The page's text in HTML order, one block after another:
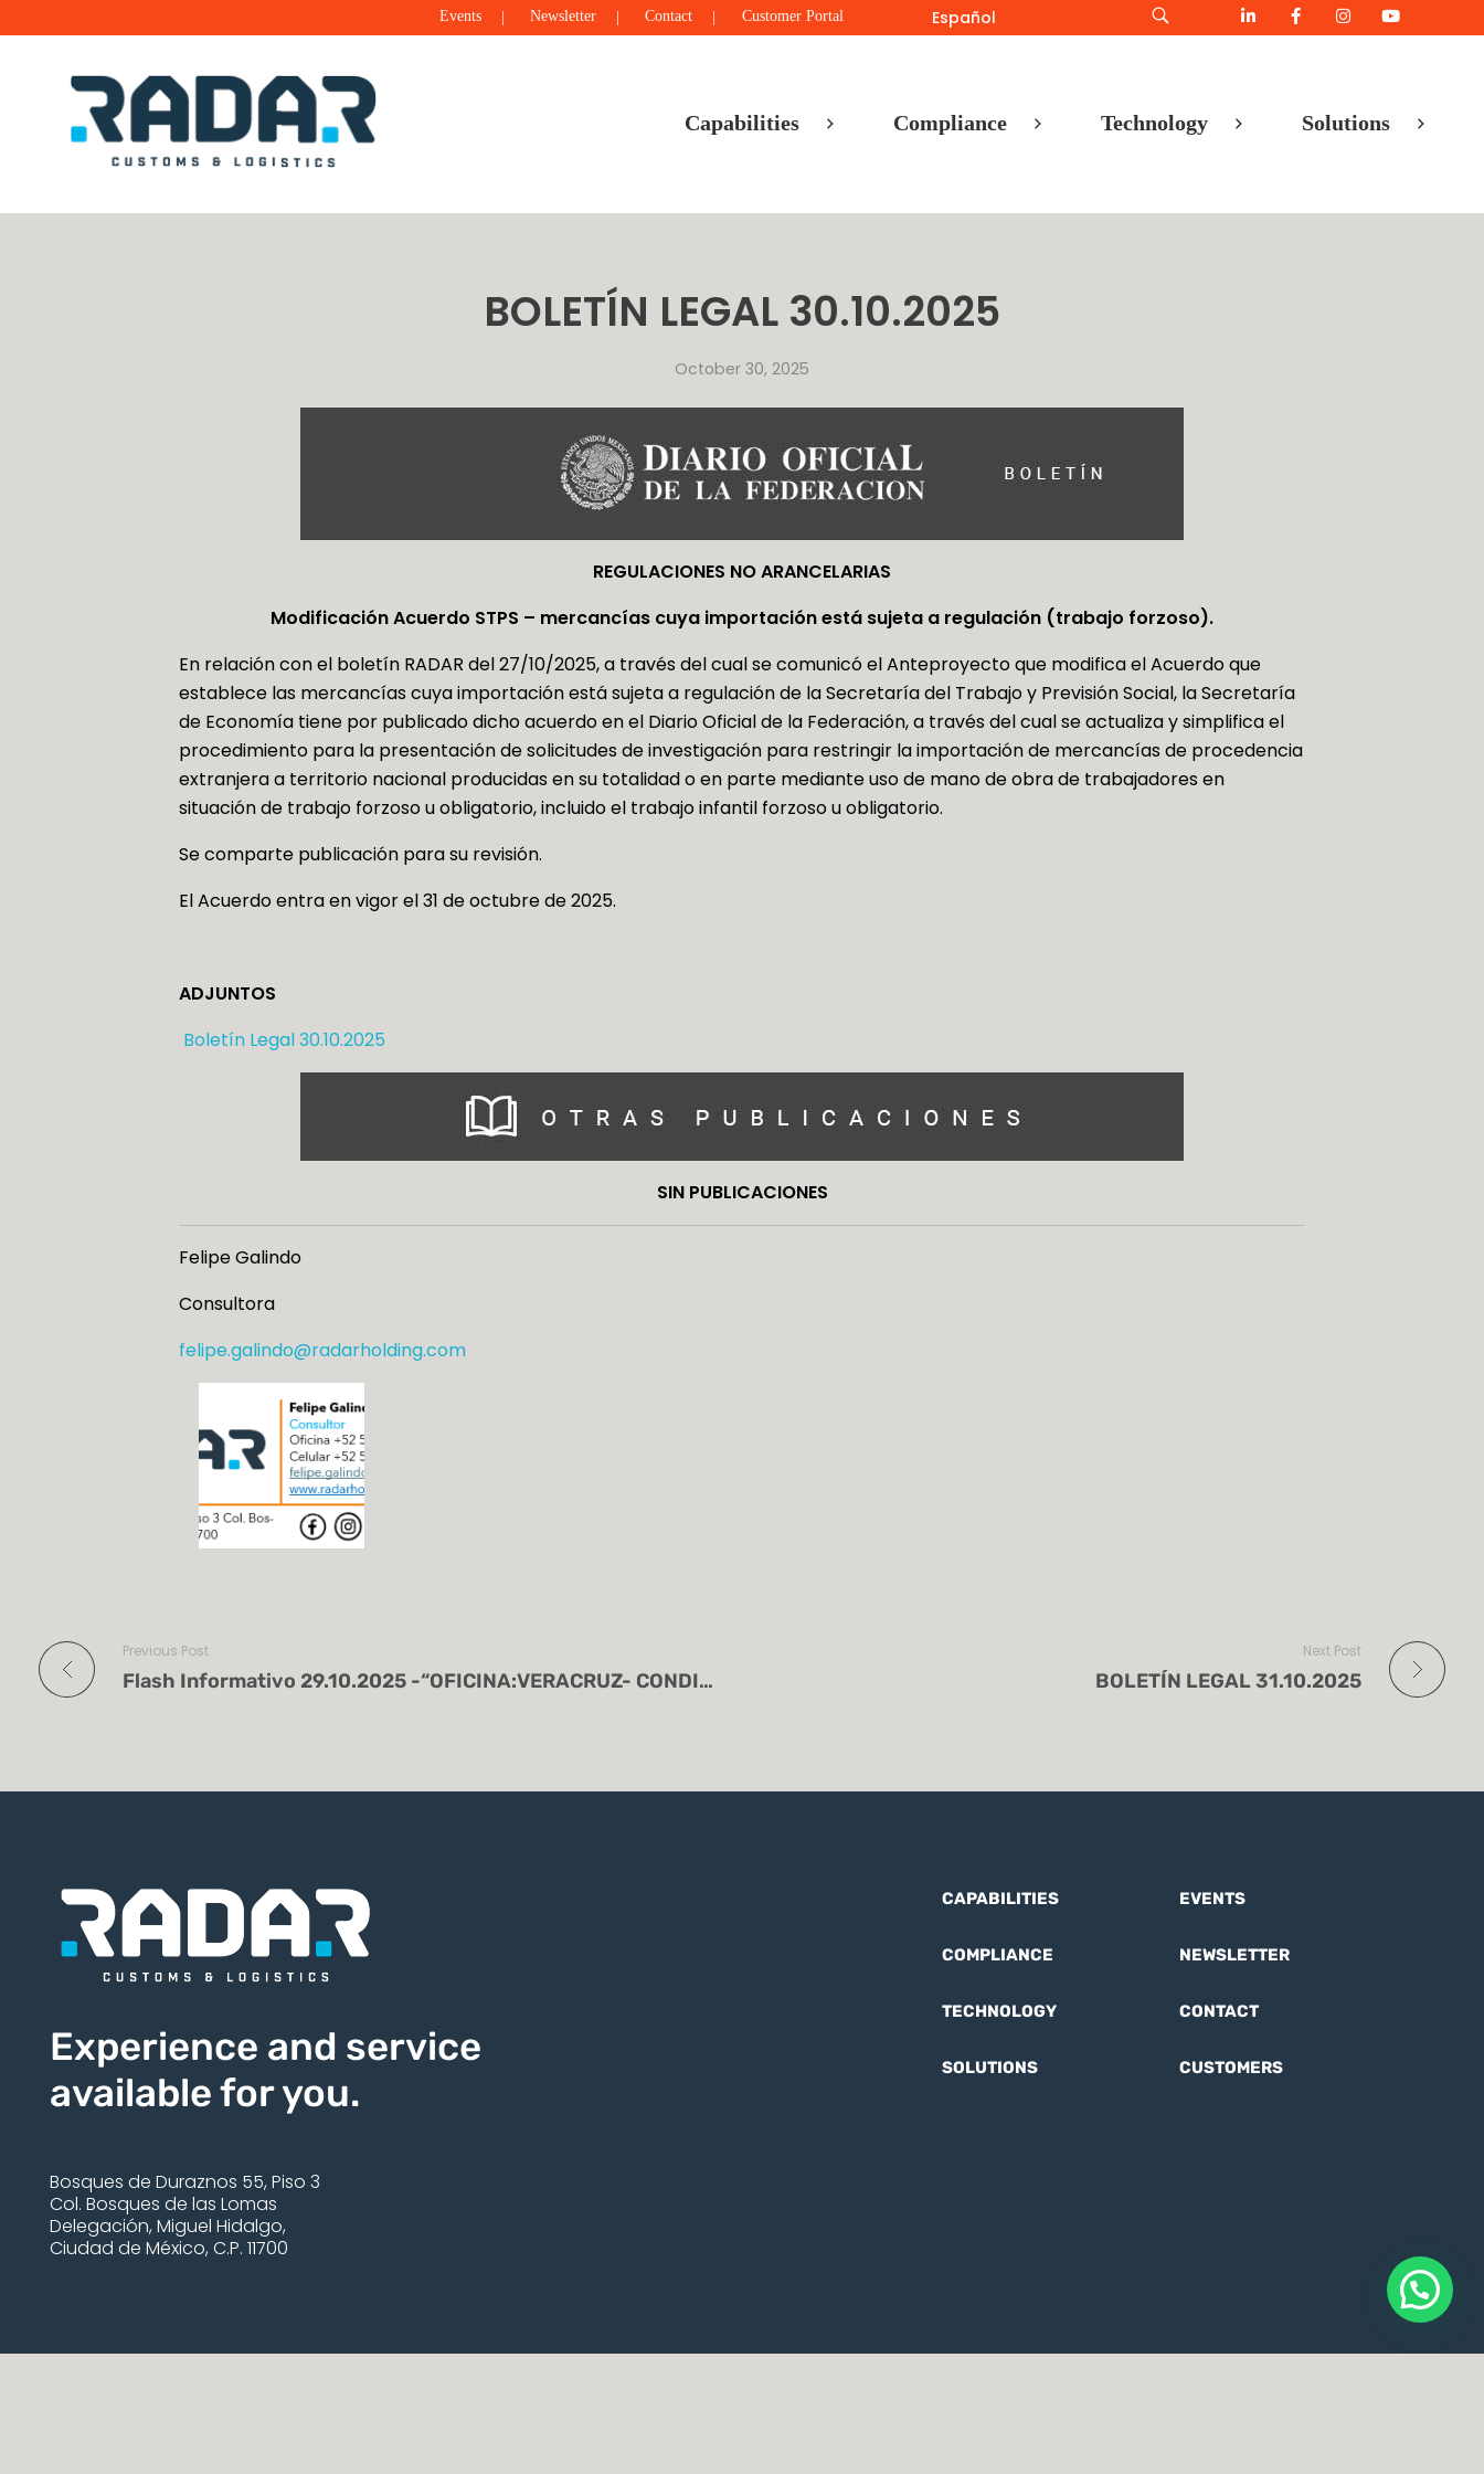
Events Newsletter Contact Customer Portal Español
Capabilities Compliance Technology Solutions
BOLETÍN LEGAL 30.10.2025
October 30, 2025
REGULACIONES NO ARANCELARIAS
Modificación Acuerdo STPS – mercancías cuya importación está sujeta a regulación (trabajo forzoso).
En relación con el boletín RADAR del 27/10/2025, a través del cual se comunicó el Anteproyecto que modifica el Acuerdo que
establece las mercancías cuya importación está sujeta a regulación de la Secretaría del Trabajo y Previsión Social, la Secretaría
de Economía tiene por publicado dicho acuerdo en el Diario Oficial de la Federación, a través del cual se actualiza y simplifica el
procedimiento para la presentación de solicitudes de investigación para restringir la importación de mercancías de procedencia
extranjera a territorio nacional producidas en su totalidad o en parte mediante uso de mano de obra de trabajadores en
situación de trabajo forzoso u obligatorio, incluido el trabajo infantil forzoso u obligatorio.
Se comparte publicación para su revisión.
El Acuerdo entra en vigor el 31 de octubre de 2025.
ADJUNTOS
Boletín Legal 30.10.2025
SIN PUBLICACIONES
Felipe Galindo
Consultora
felipe.galindo@radarholding.com
Previous Post
Flash Informativo 29.10.2025 -“OFICINA:VERACRUZ- CONDICIONES CLIMATOLÓGICAS ADVERSAS.”
Next Post
BOLETÍN LEGAL 31.10.2025
Experience and service
available for you.
Bosques de Duraznos 55, Piso 3
Col. Bosques de las Lomas
Delegación, Miguel Hidalgo,
Ciudad de México, C.P. 11700
CAPABILITIES
COMPLIANCE
TECHNOLOGY
SOLUTIONS
EVENTS
NEWSLETTER
CONTACT
CUSTOMERS